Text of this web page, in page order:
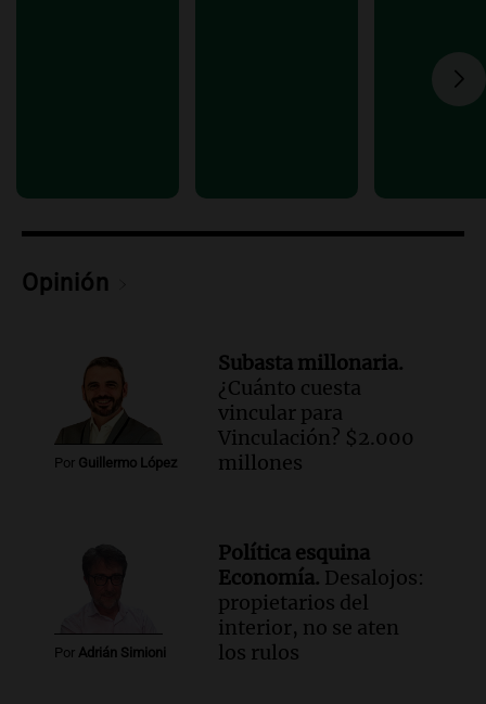
Opinión
Por Guillermo López
Subasta millonaria.
¿Cuánto cuesta
vincular para
Vinculación? $2.000
millones
Por Adrián Simioni
Política esquina
Economía. Desalojos:
propietarios del
interior, no se aten
los rulos